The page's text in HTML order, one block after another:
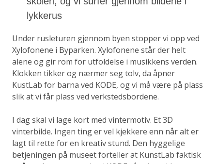
lykkerus
Under rusleturen gjennom byen stopper vi opp ved
Xylofonene i Byparken. Xylofonene står der helt
alene og gir rom for utfoldelse i musikkens verden.
Klokken tikker og nærmer seg tolv, da åpner
KustLab for barna ved KODE, og vi må være på plass
slik at vi får plass ved verkstedsbordene.
I dag skal vi lage kort med vintermotiv. Et 3D
vinterbilde. Ingen ting er vel kjekkere enn når alt er
lagt til rette for en kreativ stund. Den hyggelige
betjeningen på museet forteller at KunstLab faktisk